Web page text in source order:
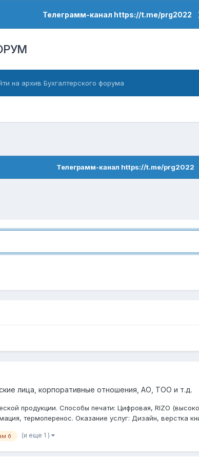
Телеграмм-канал https://t.me/prg2022
на архив Бухгалтерского форума
Телеграмм-канал https://t.me/prg2022
лица, корпоративные отношения, АО, ТОО и т.д.
продукции. Способы печати: Цифровая, RIZO
термоперенос. Оказание услуг: Дизайн, верстка
б (и еще 1 )